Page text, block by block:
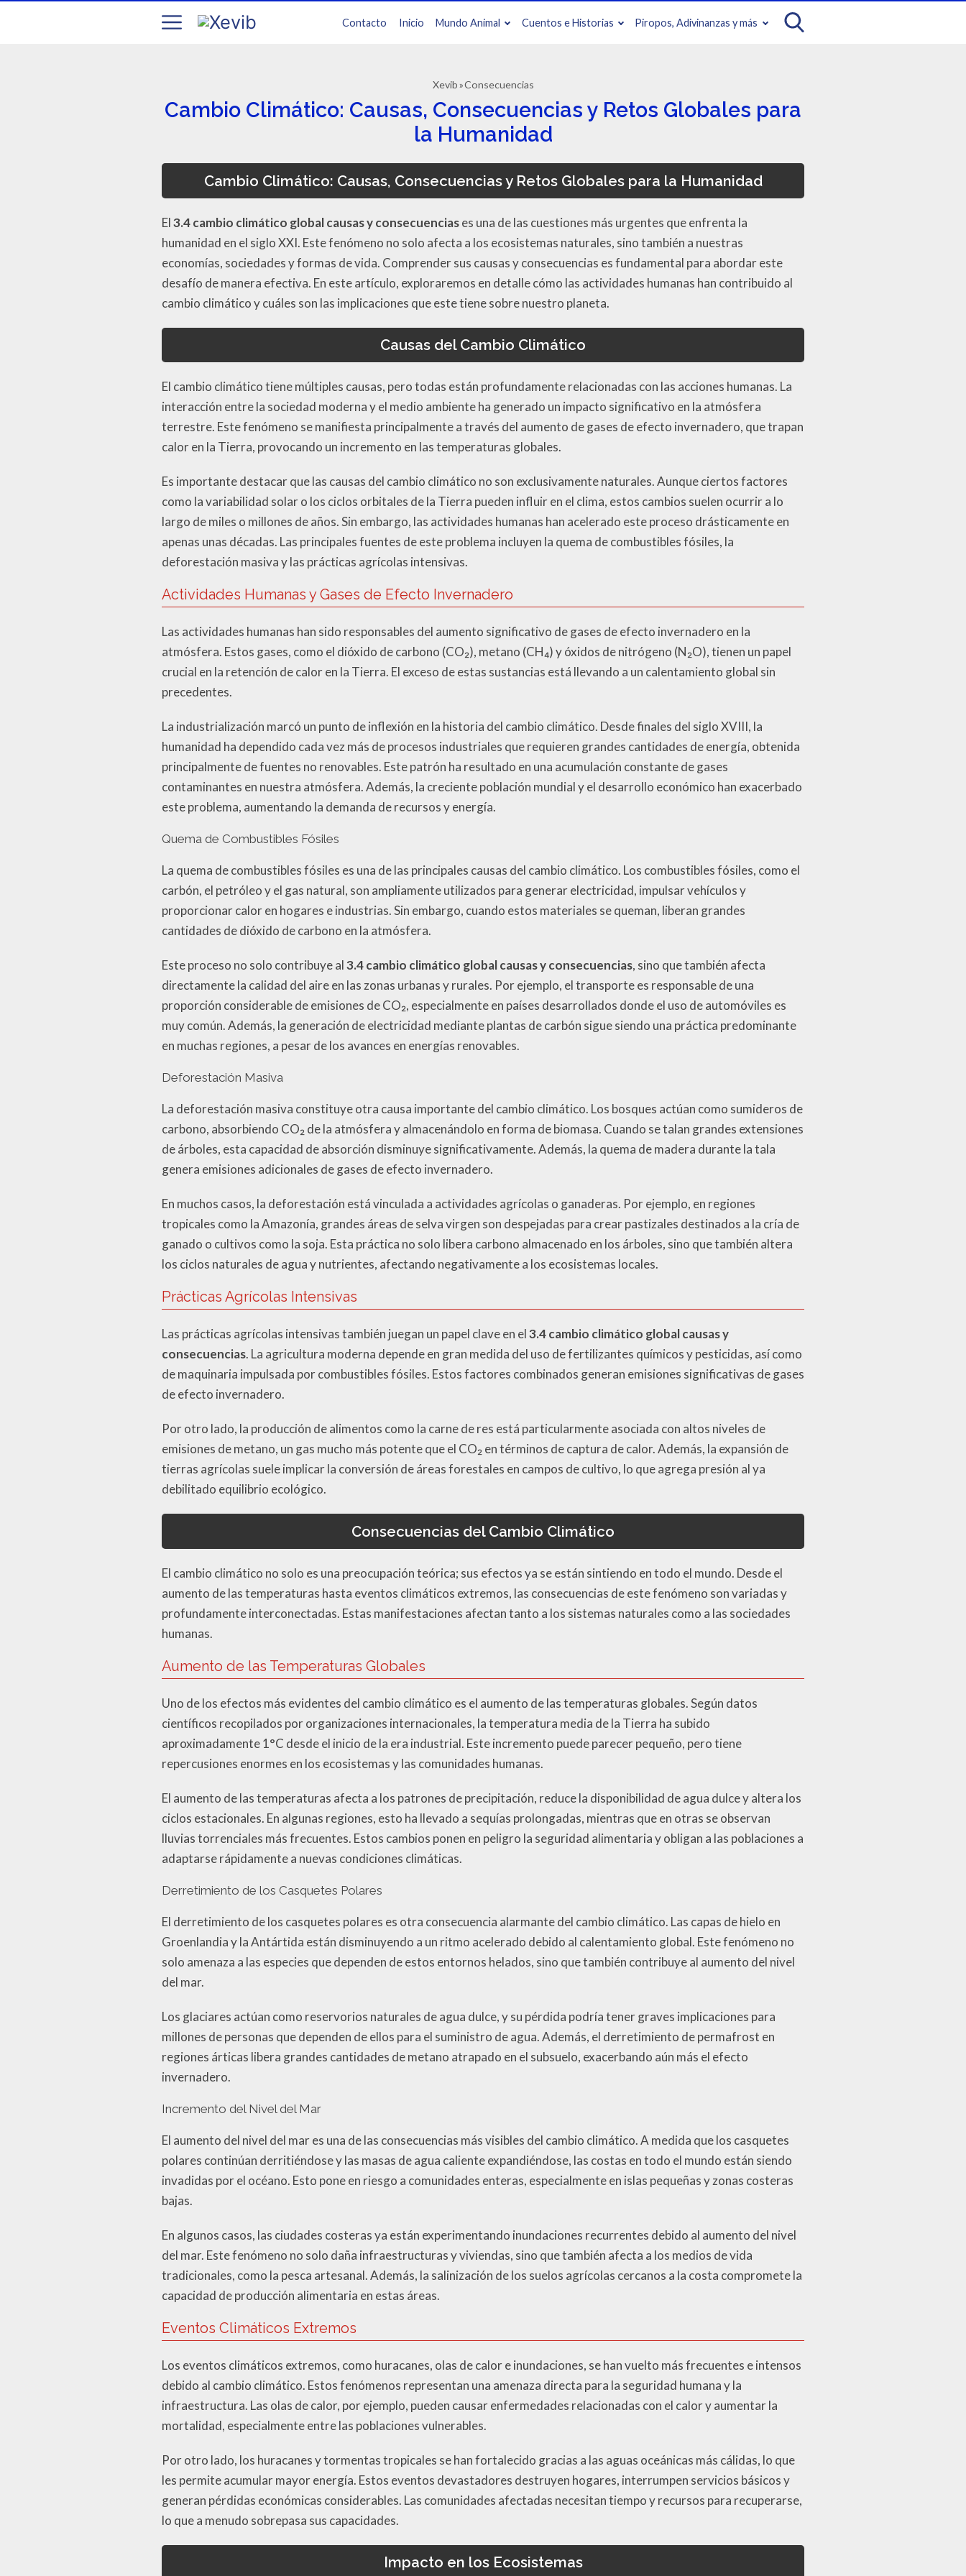
Contacto Inicio Mundo Animal Cuentos e Historias Piropos, Adivinanzas y más
Xevib Consecuencias
Cambio Climático: Causas, Consecuencias y Retos Globales para
la Humanidad
Cambio Climático: Causas, Consecuencias y Retos Globales para la Humanidad
El3.4 cambio climático global causas y consecuenciases una de las cuestiones más urgentes que enfrenta la
humanidad en el siglo XXI. Este fenómeno no solo afecta a los ecosistemas naturales, sino también a nuestras
economías, sociedades y formas de vida. Comprender sus causas y consecuencias es fundamental para abordar este
desafío de manera efectiva. En este artículo, exploraremos en detalle cómo las actividades humanas han contribuido al
cambio climático y cuáles son las implicaciones que este tiene sobre nuestro planeta.
Causas del Cambio Climático
El cambio climático tiene múltiples causas, pero todas están profundamente relacionadas con las acciones humanas. La
interacción entre la sociedad moderna y el medio ambiente ha generado un impacto significativo en la atmósfera
terrestre. Este fenómeno se manifiesta principalmente a través del aumento de gases de efecto invernadero, que trapan
calor en la Tierra, provocando un incremento en las temperaturas globales.
Es importante destacar que las causas del cambio climático no son exclusivamente naturales. Aunque ciertos factores
como la variabilidad solar o los ciclos orbitales de la Tierra pueden influir en el clima, estos cambios suelen ocurrir a lo
largo de miles o millones de años. Sin embargo, las actividades humanas han acelerado este proceso drásticamente en
apenas unas décadas. Las principales fuentes de este problema incluyen la quema de combustibles fósiles, la
deforestación masiva y las prácticas agrícolas intensivas.
Actividades Humanas y Gases de Efecto Invernadero
Las actividades humanas han sido responsables del aumento significativo de gases de efecto invernadero en la
atmósfera. Estos gases, como el dióxido de carbono (CO₂), metano (CH₄) y óxidos de nitrógeno (N₂O), tienen un papel
crucial en la retención de calor en la Tierra. El exceso de estas sustancias está llevando a un calentamiento global sin
precedentes.
La industrialización marcó un punto de inflexión en la historia del cambio climático. Desde finales del siglo XVIII, la
humanidad ha dependido cada vez más de procesos industriales que requieren grandes cantidades de energía, obtenida
principalmente de fuentes no renovables. Este patrón ha resultado en una acumulación constante de gases
contaminantes en nuestra atmósfera. Además, la creciente población mundial y el desarrollo económico han exacerbado
este problema, aumentando la demanda de recursos y energía.
Quema de Combustibles Fósiles
La quema de combustibles fósiles es una de las principales causas del cambio climático. Los combustibles fósiles, como el
carbón, el petróleo y el gas natural, son ampliamente utilizados para generar electricidad, impulsar vehículos y
proporcionar calor en hogares e industrias. Sin embargo, cuando estos materiales se queman, liberan grandes
cantidades de dióxido de carbono en la atmósfera.
Este proceso no solo contribuye al3.4 cambio climático global causas y consecuencias, sino que también afecta
directamente la calidad del aire en las zonas urbanas y rurales. Por ejemplo, el transporte es responsable de una
proporción considerable de emisiones de CO₂, especialmente en países desarrollados donde el uso de automóviles es
muy común. Además, la generación de electricidad mediante plantas de carbón sigue siendo una práctica predominante
en muchas regiones, a pesar de los avances en energías renovables.
Deforestación Masiva
La deforestación masiva constituye otra causa importante del cambio climático. Los bosques actúan como sumideros de
carbono, absorbiendo CO₂ de la atmósfera y almacenándolo en forma de biomasa. Cuando se talan grandes extensiones
de árboles, esta capacidad de absorción disminuye significativamente. Además, la quema de madera durante la tala
genera emisiones adicionales de gases de efecto invernadero.
En muchos casos, la deforestación está vinculada a actividades agrícolas o ganaderas. Por ejemplo, en regiones
tropicales como la Amazonía, grandes áreas de selva virgen son despejadas para crear pastizales destinados a la cría de
ganado o cultivos como la soja. Esta práctica no solo libera carbono almacenado en los árboles, sino que también altera
los ciclos naturales de agua y nutrientes, afectando negativamente a los ecosistemas locales.
Prácticas Agrícolas Intensivas
Las prácticas agrícolas intensivas también juegan un papel clave en el3.4 cambio climático global causas y
consecuencias. La agricultura moderna depende en gran medida del uso de fertilizantes químicos y pesticidas, así como
de maquinaria impulsada por combustibles fósiles. Estos factores combinados generan emisiones significativas de gases
de efecto invernadero.
Por otro lado, la producción de alimentos como la carne de res está particularmente asociada con altos niveles de
emisiones de metano, un gas mucho más potente que el CO₂ en términos de captura de calor. Además, la expansión de
tierras agrícolas suele implicar la conversión de áreas forestales en campos de cultivo, lo que agrega presión al ya
debilitado equilibrio ecológico.
Consecuencias del Cambio Climático
El cambio climático no solo es una preocupación teórica; sus efectos ya se están sintiendo en todo el mundo. Desde el
aumento de las temperaturas hasta eventos climáticos extremos, las consecuencias de este fenómeno son variadas y
profundamente interconectadas. Estas manifestaciones afectan tanto a los sistemas naturales como a las sociedades
humanas.
Aumento de las Temperaturas Globales
Uno de los efectos más evidentes del cambio climático es el aumento de las temperaturas globales. Según datos
científicos recopilados por organizaciones internacionales, la temperatura media de la Tierra ha subido
aproximadamente 1°C desde el inicio de la era industrial. Este incremento puede parecer pequeño, pero tiene
repercusiones enormes en los ecosistemas y las comunidades humanas.
El aumento de las temperaturas afecta a los patrones de precipitación, reduce la disponibilidad de agua dulce y altera los
ciclos estacionales. En algunas regiones, esto ha llevado a sequías prolongadas, mientras que en otras se observan
lluvias torrenciales más frecuentes. Estos cambios ponen en peligro la seguridad alimentaria y obligan a las poblaciones a
adaptarse rápidamente a nuevas condiciones climáticas.
Derretimiento de los Casquetes Polares
El derretimiento de los casquetes polares es otra consecuencia alarmante del cambio climático. Las capas de hielo en
Groenlandia y la Antártida están disminuyendo a un ritmo acelerado debido al calentamiento global. Este fenómeno no
solo amenaza a las especies que dependen de estos entornos helados, sino que también contribuye al aumento del nivel
del mar.
Los glaciares actúan como reservorios naturales de agua dulce, y su pérdida podría tener graves implicaciones para
millones de personas que dependen de ellos para el suministro de agua. Además, el derretimiento de permafrost en
regiones árticas libera grandes cantidades de metano atrapado en el subsuelo, exacerbando aún más el efecto
invernadero.
Incremento del Nivel del Mar
El aumento del nivel del mar es una de las consecuencias más visibles del cambio climático. A medida que los casquetes
polares continúan derritiéndose y las masas de agua caliente expandiéndose, las costas en todo el mundo están siendo
invadidas por el océano. Esto pone en riesgo a comunidades enteras, especialmente en islas pequeñas y zonas costeras
bajas.
En algunos casos, las ciudades costeras ya están experimentando inundaciones recurrentes debido al aumento del nivel
del mar. Este fenómeno no solo daña infraestructuras y viviendas, sino que también afecta a los medios de vida
tradicionales, como la pesca artesanal. Además, la salinización de los suelos agrícolas cercanos a la costa compromete la
capacidad de producción alimentaria en estas áreas.
Eventos Climáticos Extremos
Los eventos climáticos extremos, como huracanes, olas de calor e inundaciones, se han vuelto más frecuentes e intensos
debido al cambio climático. Estos fenómenos representan una amenaza directa para la seguridad humana y la
infraestructura. Las olas de calor, por ejemplo, pueden causar enfermedades relacionadas con el calor y aumentar la
mortalidad, especialmente entre las poblaciones vulnerables.
Por otro lado, los huracanes y tormentas tropicales se han fortalecido gracias a las aguas oceánicas más cálidas, lo que
les permite acumular mayor energía. Estos eventos devastadores destruyen hogares, interrumpen servicios básicos y
generan pérdidas económicas considerables. Las comunidades afectadas necesitan tiempo y recursos para recuperarse,
lo que a menudo sobrepasa sus capacidades.
Impacto en los Ecosistemas